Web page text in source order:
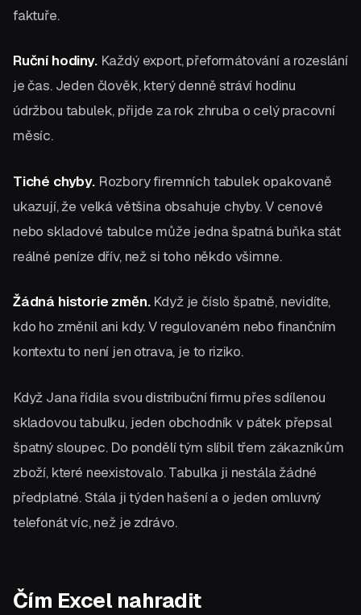
faktuře.
Ruční hodiny.Každý export, přeformátování a rozeslání
je čas. Jeden člověk, který denně stráví hodinu
údržbou tabulek, přijde za rok zhruba o celý pracovní
měsíc.
Tiché chyby.Rozbory firemních tabulek opakovaně
ukazují, že velká většina obsahuje chyby. V cenové
nebo skladové tabulce může jedna špatná buňka stát
reálné peníze dřív, než si toho někdo všimne.
Žádná historie změn.Když je číslo špatně, nevidíte,
kdo ho změnil ani kdy. V regulovaném nebo finančním
kontextu to není jen otrava, je to riziko.
Když Jana řídila svou distribuční firmu přes sdílenou
skladovou tabulku, jeden obchodník v pátek přepsal
špatný sloupec. Do pondělí tým slíbil třem zákazníkům
zboží, které neexistovalo. Tabulka ji nestála žádné
předplatné. Stála ji týden hašení a o jeden omluvný
telefonát víc, než je zdrávo.
Čím Excel nahradit